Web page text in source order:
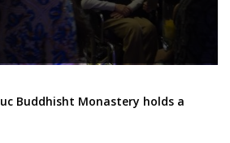
Buddhisht Monastery holds a